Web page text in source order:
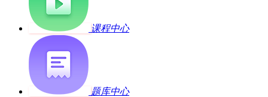
课程中心
题库中心